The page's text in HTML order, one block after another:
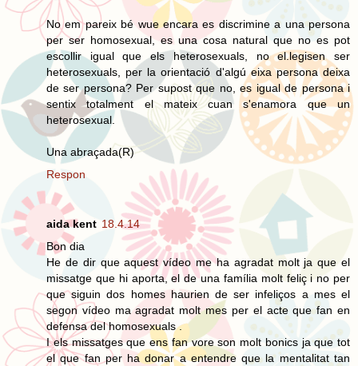
No em pareix bé wue encara es discrimine a una persona
per ser homosexual, es una cosa natural que no es pot
escollir igual que els heterosexuals, no el.legisen ser
heterosexuals, per la orientació d'algú eixa persona deixa
de ser persona? Per supost que no, es igual de persona i
sentix totalment el mateix cuan s'enamora que un
heterosexual.
Una abraçada(R)
Respon
aida kent 18.4.14
Bon dia
He de dir que aquest vídeo me ha agradat molt ja que el
missatge que hi aporta, el de una família molt feliç i no per
que siguin dos homes haurien de ser infeliços a mes el
segon vídeo ma agradat molt mes per el acte que fan en
defensa del homosexuals .
I els missatges que ens fan vore son molt bonics ja que tot
el que fan per ha donar a entendre que la mentalitat tan